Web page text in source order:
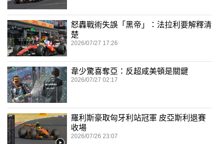
怒轟戰術失誤「黑帝」：法拉利要解釋清
楚
2026/07/27 17:26
韋少驚喜奪亞：反超咸美頓是關鍵
2026/07/27 02:17
羅利斯豪取匈牙利站冠軍 皮亞斯利退賽
收場
2026/07/26 23:07